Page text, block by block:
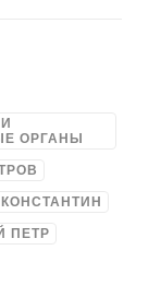
ОРГАНЫ
ПЕТР